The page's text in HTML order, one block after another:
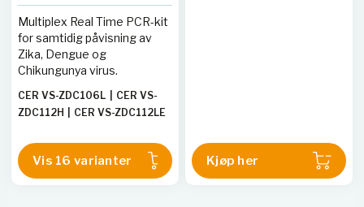
Multiplex Real Time PCR-kit
for samtidig påvisning av
Zika, Dengue og
Chikungunya virus.
CER VS-ZDC106L
CER VS-
ZDC112H
CER VS-ZDC112LE
ZDC106H|CER VS-ZDC113LE
|
CER VS-ZDC106HE|CER
VS-ZDC136|CER VS-
Vis 16 varianter Kjøp her